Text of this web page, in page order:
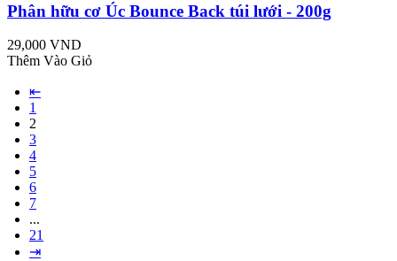
Phân hữu cơ Úc Bounce Back túi lưới - 200g
29,000 VND
Thêm Vào Giỏ
⇤
1
2
3
4
5
6
7
...
21
⇥